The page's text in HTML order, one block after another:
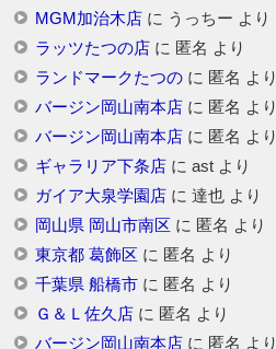
MGM加治木店に うっちー より
ラッツたつの店に 匿名 より
ランドマークたつのに 匿名 より
バージン岡山南本店に 匿名 より
バージン岡山南本店に 匿名 より
ギャラリア下条店に astより
ガイア大泉学園店に 達也より
岡山県 岡山市南区 に 匿名 より
東京都 葛飾区 に 匿名 より
千葉県 船橋市に 匿名 より
Ｇ＆Ｌ佐久店に 匿名 より
バージン岡山南本店に 匿名 より